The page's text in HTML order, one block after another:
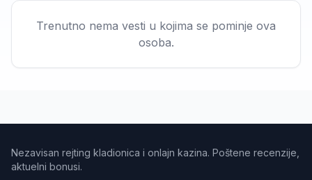
Trenutno nema vesti u kojima se pominje ova
osoba.
Nezavisan rejting kladionica i onlajn kazina. Poštene recenzije,
aktuelni bonusi.